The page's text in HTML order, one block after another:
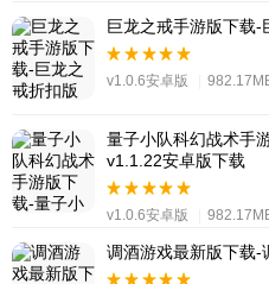
巨龙之戒手游版下载
v1.0.6安卓版
量子小队科幻战术手
v1.1.22安卓版下载
v1.0.6安卓版
调酒游戏最新版下载-